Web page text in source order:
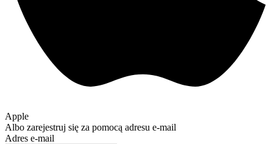
Apple
Albo zarejestruj się za pomocą adresu e-mail
Adres e-mail